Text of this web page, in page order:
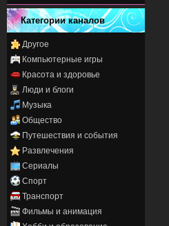
Категории каналов
Другое
Компьютерные игры
Красота и здоровье
Люди и блоги
Музыка
Общество
Путешествия и события
Развлечения
Сериалы
Спорт
Транспорт
Фильмы и анимация